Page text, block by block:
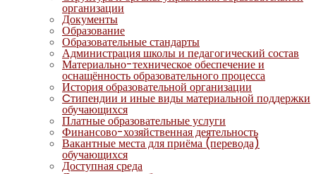
организации
Документы
Образование
Образовательные стандарты
Администрация школы и педагогический состав
Материально-техническое обеспечение и
оснащённость образовательного процесса
История образовательной организации
Cтипендии и иные виды материальной поддержки
обучающихся
Платные образовательные услуги
Финансово-хозяйственная деятельность
Вакантные места для приёма (перевода)
обучающихся
Доступная среда